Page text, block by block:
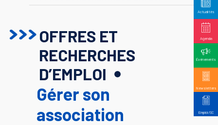
Actualités
Agenda
Événements
Newsletters
Emploi/SC
OFFRES ET
RECHERCHES
D’EMPLOI
Gérer son
association